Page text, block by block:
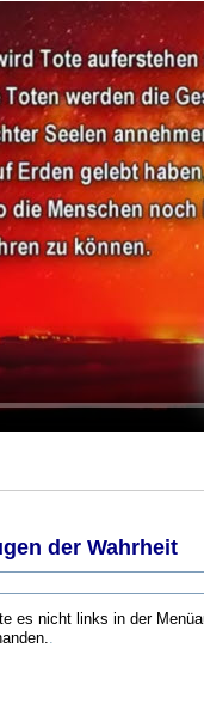
der Wahrheit
es nicht links in der
.